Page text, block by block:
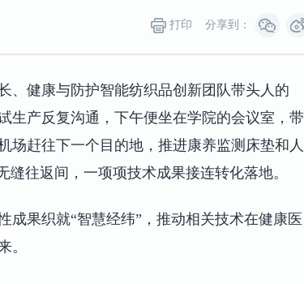
打印 分享到：
、健康与防护智能纺织品创新团队带头人的
生产反复沟通，下午便坐在学院的会议室，带
场赶往下一个目的地，推进康养监测床垫和人
往返间，一项项技术成果接连转化落地。
成果织就“智慧经纬”，推动相关技术在健康医
。